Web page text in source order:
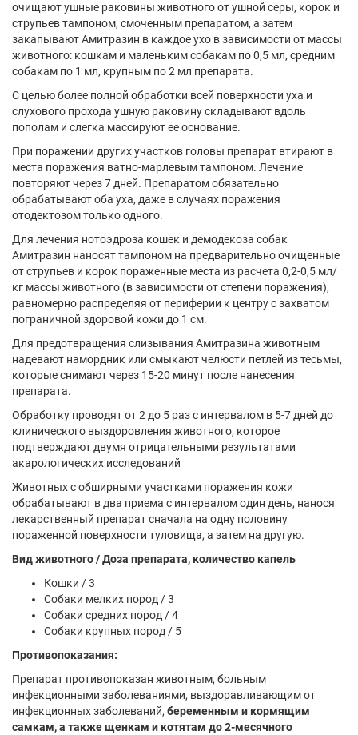
очищают ушные раковины животного от ушной серы, корок и
струпьев тампоном, смоченным препаратом, а затем
закапывают Амитразин в каждое ухо в зависимости от массы
животного: кошкам и маленьким собакам по 0,5 мл, средним
собакам по 1 мл, крупным по 2 мл препарата.
С целью более полной обработки всей поверхности уха и
слухового прохода ушную раковину складывают вдоль
пополам и слегка массируют ее основание.
При поражении других участков головы препарат втирают в
места поражения ватно-марлевым тампоном. Лечение
повторяют через 7 дней. Препаратом обязательно
обрабатывают оба уха, даже в случаях поражения
отодектозом только одного.
Для лечения нотоэдроза кошек и демодекоза собак
Амитразин наносят тампоном на предварительно очищенные
от струпьев и корок пораженные места из расчета 0,2-0,5 мл/
кг массы животного (в зависимости от степени поражения),
равномерно распределяя от периферии к центру с захватом
пограничной здоровой кожи до 1 см.
Для предотвращения слизывания Амитразина животным
надевают намордник или смыкают челюсти петлей из тесьмы,
которые снимают через 15-20 минут после нанесения
препарата.
Обработку проводят от 2 до 5 раз с интервалом в 5-7 дней до
клинического выздоровления животного, которое
подтверждают двумя отрицательными результатами
акарологических исследований
Животных с обширными участками поражения кожи
обрабатывают в два приема с интервалом один день, нанося
лекарственный препарат сначала на одну половину
пораженной поверхности туловища, а затем на другую.
Вид животного / Доза препарата, количество капель
Кошки / 3
Собаки мелких пород / 3
Собаки средних пород / 4
Собаки крупных пород / 5
Противопоказания:
Препарат противопоказан животным, больным
инфекционными заболеваниями, выздоравливающим от
инфекционных заболеваний, беременным и кормящим
самкам, а также щенкам и котятам до 2-месячного